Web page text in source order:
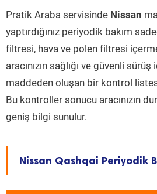
Pratik Araba servisinde Nissan
yaptırdığınız periyodik bakım
filtresi, hava ve polen filtresi
aracınızın sağlığı ve güvenli
maddeden oluşan bir kontrol listesi
Bu kontroller sonucu aracınızın
geniş bilgi sunulur.
Nissan Qashqai Periyodik